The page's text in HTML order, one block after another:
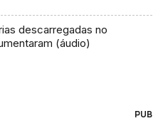
descarregadas no
(áudio)
PUB